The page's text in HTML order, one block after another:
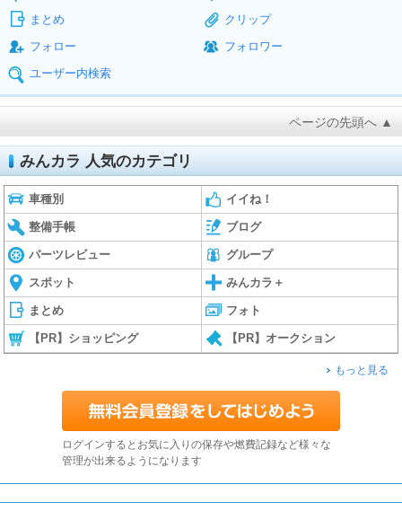
まとめ
クリップ
フォロー
フォロワー
ユーザー内検索
ページの先頭へ ▲
みんカラ 人気のカテゴリ
車種別 イイね！
整備手帳 ブログ
パーツレビュー グループ
スポット みんカラ＋
まとめ フォト
【PR】ショッピング 【PR】オークション
もっと見る
ログインするとお気に入りの保存や燃費記録など様々な
管理が出来るようになります